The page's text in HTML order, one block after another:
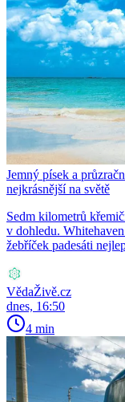
Jemný písek a
nejkrásnější na světě
Sedm kilometrů
v dohledu.
žebříček padesáti
VědaŽivě.cz
dnes, 16:50
4 min